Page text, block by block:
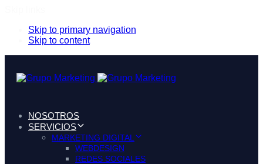
Skip to primary navigation
Skip to content
NOSOTROS
SERVICIOS
MARKETING DIGITAL
WEBDESIGN
REDES SOCIALES